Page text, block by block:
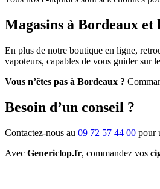
Magasins à Bordeaux
En plus de notre boutique en ligne,
vapoteurs, capables de vous guider sur
Vous n’êtes pas à Bordeaux ?
Besoin d’un conseil ?
Contactez-nous au 09 72 57 44 00 pour
Avec Genericlop.fr, commandez vos